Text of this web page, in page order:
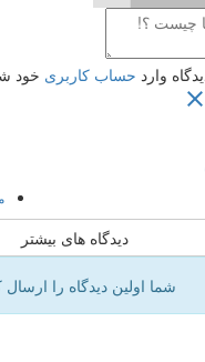
وارد حساب کاربری خود

دیدگاه های بیشتر
شما اولین دیدگاه را ارسال